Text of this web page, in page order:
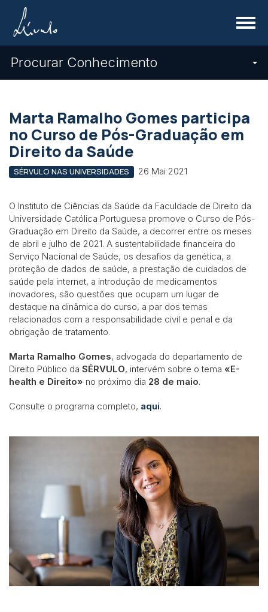
Menu
Procurar Conhecimento
Marta Ramalho Gomes participa
no Curso de Pós-Graduação em
Direito da Saúde
SÉRVULO NAS UNIVERSIDADES 26 Mai 2021
O Instituto de Ciências da Saúde da Faculdade de Direito da
Universidade Católica Portuguesa promove o Curso de Pós-
Graduação em Direito da Saúde, a decorrer entre os meses
de abril e julho de 2021. A sustentabilidade financeira do
Serviço Nacional de Saúde, os desafios da genética, a
proteção de dados de saúde, a prestação de cuidados de
saúde pela internet, a introdução de medicamentos
inovadores, são questões que ocupam um lugar de
destaque na dinâmica do curso, a par dos temas
relacionados com a responsabilidade civil e penal e da
obrigação de tratamento.
Marta Ramalho Gomes, advogada do departamento de
Direito Público da SÉRVULO, intervém sobre o tema «E-
health e Direito» no próximo dia 28 de maio.
Consulte o programa completo, aqui.